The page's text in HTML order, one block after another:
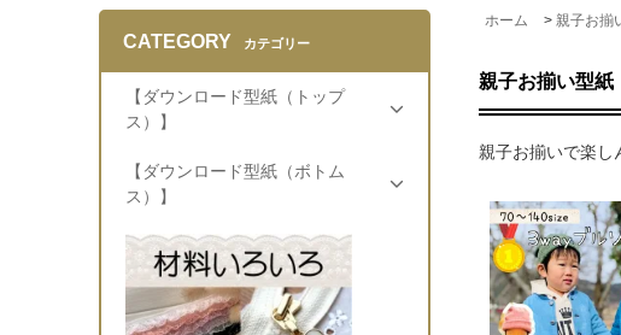
ホーム > 親子お揃
親子お揃い型紙
親子お揃いで楽し
CATEGORY カテゴリー
【ダウンロード型紙（トップ
ス）】
【ダウンロード型紙（ボトム
ス）】